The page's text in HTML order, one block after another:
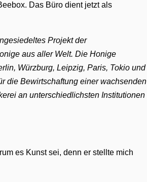
Das Büro dient jetzt als
Projekt der
aus aller Welt. Die Honige
Würzburg, Leipzig, Paris, Tokio und
die Bewirtschaftung einer wachsenden
an unterschiedlichsten Institutionen
es Kunst sei, denn er stellte mich